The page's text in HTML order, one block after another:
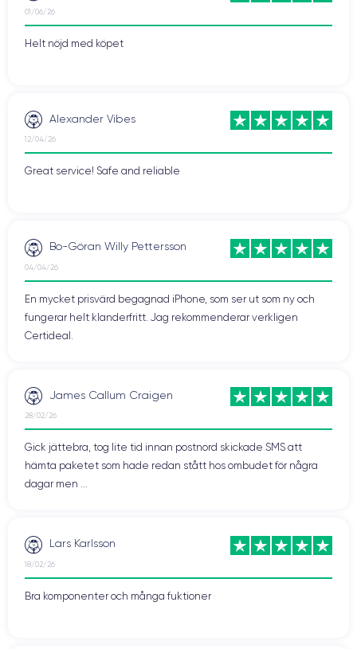
01/06/26
Helt nöjd med köpet
Alexander Vibes
12/04/26
Great service! Safe and reliable
Bo-Göran Willy Pettersson
04/04/26
En mycket prisvärd begagnad iPhone, som ser ut som ny och
fungerar helt klanderfritt. Jag rekommenderar verkligen
Certideal.
James Callum Craigen
28/02/26
Gick jättebra, tog lite tid innan postnord skickade SMS att
hämta paketet som hade redan stått hos ombudet för några
dagar men ...
Lars Karlsson
18/02/26
Bra komponenter och många fuktioner